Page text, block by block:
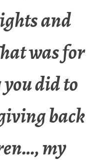
and
was for
did to
back
my